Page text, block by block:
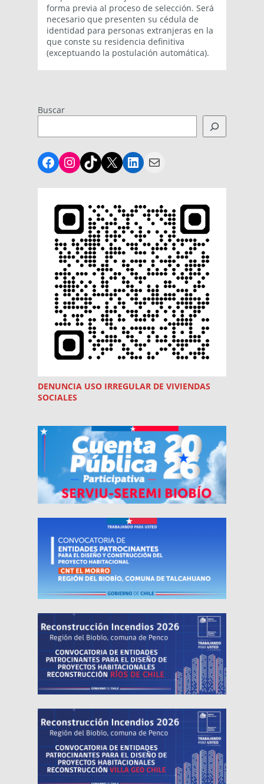
forma previa al proceso de selección. Será
necesario que presenten su cédula de
identidad para personas extranjeras en la
que conste su residencia definitiva
(exceptuando la postulación automática).
Buscar
Facebook
Instagram
TikTok
X LinkedIn
Mail
DENUNCIA USO IRREGULAR DE VIVIENDAS
SOCIALES